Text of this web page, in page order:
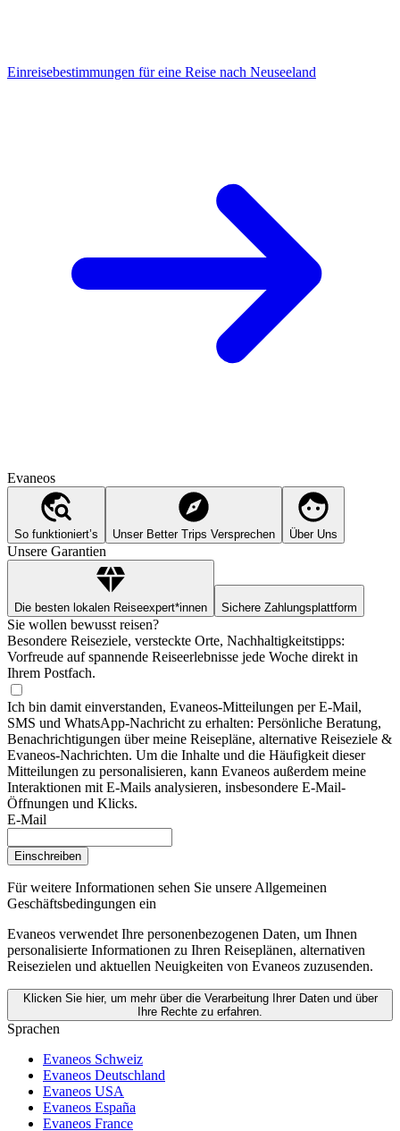
Einreisebestimmungen für eine Reise nach Neuseeland
Evaneos
So funktioniert’s Unser Better Trips Versprechen Über Uns
Unsere Garantien
Die besten lokalen Reiseexpert*innen Sichere Zahlungsplattform
Sie wollen bewusst reisen?
Besondere Reiseziele, versteckte Orte, Nachhaltigkeitstipps:
Vorfreude auf spannende Reiseerlebnisse jede Woche direkt in
Ihrem Postfach.
Ich bin damit einverstanden, Evaneos-Mitteilungen per E-Mail,
SMS und WhatsApp-Nachricht zu erhalten: Persönliche Beratung,
Benachrichtigungen über meine Reisepläne, alternative Reiseziele &
Evaneos-Nachrichten. Um die Inhalte und die Häufigkeit dieser
Mitteilungen zu personalisieren, kann Evaneos außerdem meine
Interaktionen mit E-Mails analysieren, insbesondere E-Mail-
Öffnungen und Klicks.
E-Mail
Einschreiben
Für weitere Informationen sehen Sie unsere Allgemeinen
Geschäftsbedingungen ein
Evaneos verwendet Ihre personenbezogenen Daten, um Ihnen
personalisierte Informationen zu Ihren Reiseplänen, alternativen
Reisezielen und aktuellen Neuigkeiten von Evaneos zuzusenden.
Klicken Sie hier, um mehr über die Verarbeitung Ihrer Daten und über
Ihre Rechte zu erfahren.
Sprachen
Evaneos Schweiz
Evaneos Deutschland
Evaneos USA
Evaneos España
Evaneos France